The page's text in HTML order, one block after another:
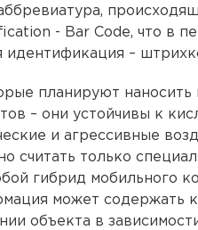
- Bar Code, что в
идентификация –
планируют
– они устойчивы к
и агрессивные
считать только
гибрид мобильного
может содержать
объекта в